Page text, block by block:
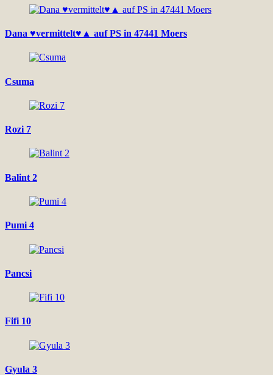
Dana ♥vermittelt♥▲ auf PS in 47441 Moers
Csuma
Rozi 7
Balint 2
Pumi 4
Pancsi
Fifi 10
Gyula 3